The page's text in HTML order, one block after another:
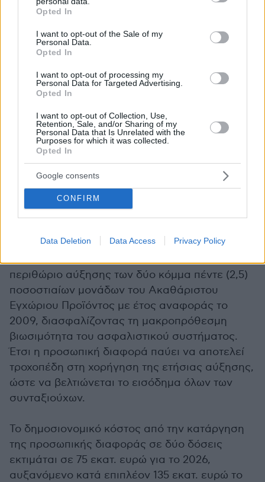
grant or deny consent to Google and its third-party tags to
use your data for below specified purposes in below Google
consent section.
Opted In
I want to opt-out of the Sale of my
Personal Data.
Opted In
I want to opt-out of processing my
Personal Data for Targeted Advertising.
Opted In
I want to opt-out of Collection, Use,
Retention, Sale, and/or Sharing of my
Personal Data that Is Unrelated with the
Purposes for which it was collected.
Opted In
Google consents
CONFIRM
Data Deletion Data Access Privacy Policy
Νοεμβρίου και 80 ευρώ μείωση φόρου
εισοδήματος, σύνολο 593 ευρώ καθαρά.
Συνταξιούχος με 20.000 ευρώ φορολογητέο
εισόδημα και μηνιαίο καθαρό εισόδημα 1460
ευρώ θα λάβει 376 ευρώ καθαρά από την
ευρώ μείωση φόρου εισοδήματος, σύνολο 576
ευρώ καθαρά.
Σύμφωνα με την αιτιολογική έκθεση της
τροπολογίας για την κατάργηση της
προσωπικής διαφοράς , από την αναλογιστική
μελέτη προκύπτει ότι το ύψος της
ανταποδοτική και την επικουρική σύνταξη)
περιθώριο αύξησης των δύο κόμμα πέντε (2,5)
ποσοστιαίων μονάδων του Ακαθάριστου
Εγχώριου Προϊόντος με έτος αναφοράς το
2009, διασφαλίζοντας τη μακροπρόθεσμη
βιωσιμότητα του ασφαλιστικού συστήματος.
Έτσι η προσωπική διαφορά παύει να αποτελεί
τροχοπέδη στη χορήγηση της ετήσιας αύξησης,
ώστε να βελτιώνεται το εισόδημα όλων των
συνταξιούχων.
Το δημοσιονομικό κόστος από την κατάργηση
της προσωπικής διαφοράς σε δύο δόσεις
εκτιμάται σε 75 εκατ. ευρώ για το 2026,
αυξανόμενο κατά επιπλέον 135 εκατ. ευρώ το